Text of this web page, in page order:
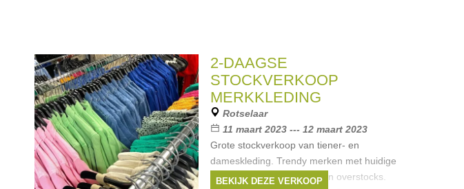
2-DAAGSE
STOCKVERKOOP
MERKKLEDING
Rotselaar
11 maart 2023 --- 12 maart 2023
Grote stockverkoop van tiener- en
dameskleding. Trendy merken met huidige
zomercollecties, samples en overstocks.
BEKIJK DEZE VERKOOP